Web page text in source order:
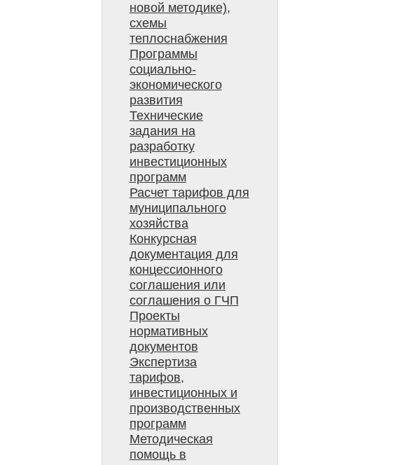
новой методике),
схемы
теплоснабжения
Программы
социально-
экономического
развития
Технические
задания на
разработку
инвестиционных
программ
Расчет тарифов для
муниципального
хозяйства
Конкурсная
документация для
концессионного
соглашения или
соглашения о ГЧП
Проекты
нормативных
документов
Экспертиза
тарифов,
инвестиционных и
производственных
программ
Методическая
помощь в